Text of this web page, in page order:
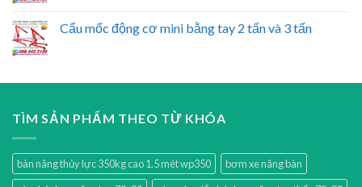
Cẩu mốc động cơ mini bằng tay 2 tấn và 3 tấn
TÌM SẢN PHẨM THEO TỪ KHÓA
bàn nâng thủy lực 350kg cao 1.5 mét wp350
bơm xe nâng bàn